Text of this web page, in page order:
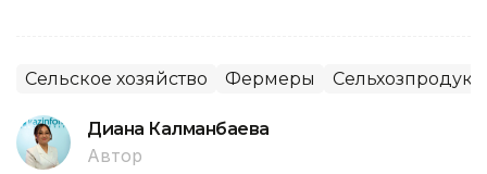
Сельское хозяйство Фермеры
Диана Калманбаева
Автор